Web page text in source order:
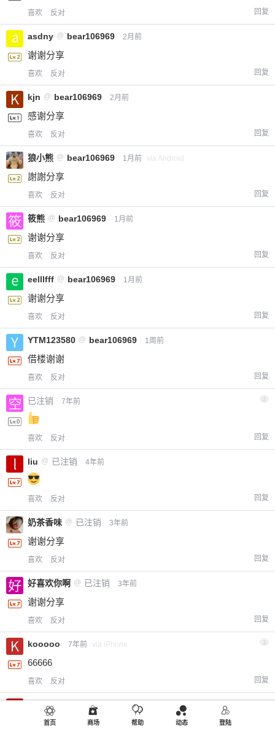
喜欢 反对 回复
asdny @ bear106969 2月前
谢谢分享
喜欢 反对 回复
kjn @ bear106969 2月前
感谢分享
喜欢 反对 回复
狼小熊 @ bear106969 1月前 via Android
謝謝分享
喜欢 反对 回复
筱熊 @ bear106969 1月前
谢谢分享
喜欢 反对 回复
eelllfff @ bear106969 1月前
谢谢分享
喜欢 反对 回复
YTM123580 @ bear106969 1周前
借楼谢谢
喜欢 反对 回复
已注销 7年前 2
喜欢 反对 回复
liu @ 已注销 4年前
喜欢 反对 回复
奶茶香味 @ 已注销 3年前
谢谢分享
喜欢 反对 回复
好喜欢你啊 @ 已注销 3年前
谢谢分享
喜欢 反对 回复
kooooo 7年前 via iPhone 3
66666
喜欢 反对 回复
@ kooooo 5年前
首页 商场 帮助 动态 登陆